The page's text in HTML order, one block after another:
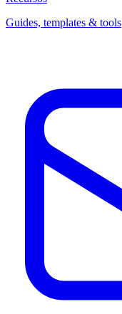
Guides, templates & tools